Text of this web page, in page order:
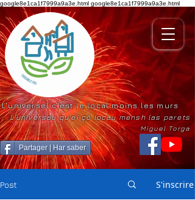
google8e1ca1f7999a9a3e.html google8e1ca1f7999a9a3e.html
Partager | Har saber
L'universel c'est le local moins les murs
L'universau qu'ei çò locau mensh las parets
Miguel Torga
Post S'inscrire